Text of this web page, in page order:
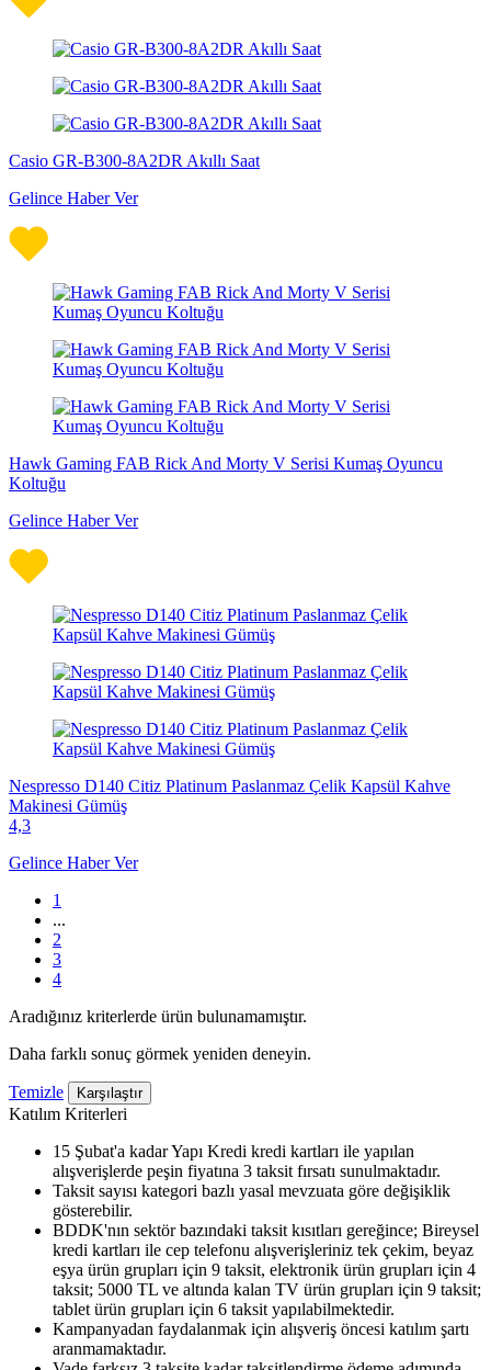
Casio GR-B300-8A2DR Akıllı Saat
Gelince Haber Ver
Hawk Gaming FAB Rick And Morty V Serisi Kumaş Oyuncu
Koltuğu
Gelince Haber Ver
Nespresso D140 Citiz Platinum Paslanmaz Çelik Kapsül Kahve
Makinesi Gümüş
4,3
Gelince Haber Ver
1
...
2
3
4
Aradığınız kriterlerde ürün bulunamamıştır.
Daha farklı sonuç görmek yeniden deneyin.
Temizle Karşılaştır
Katılım Kriterleri
15 Şubat'a kadar Yapı Kredi kredi kartları ile yapılan
alışverişlerde peşin fiyatına 3 taksit fırsatı sunulmaktadır.
Taksit sayısı kategori bazlı yasal mevzuata göre değişiklik
gösterebilir.
BDDK'nın sektör bazındaki taksit kısıtları gereğince; Bireysel
kredi kartları ile cep telefonu alışverişleriniz tek çekim, beyaz
eşya ürün grupları için 9 taksit, elektronik ürün grupları için 4
taksit; 5000 TL ve altında kalan TV ürün grupları için 9 taksit;
tablet ürün grupları için 6 taksit yapılabilmektedir.
Kampanyadan faydalanmak için alışveriş öncesi katılım şartı
aranmamaktadır.